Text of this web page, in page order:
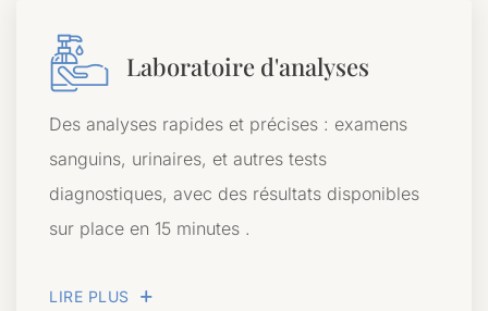
Laboratoire d'analyses
Des analyses rapides et précises : examens
sanguins, urinaires, et autres tests
diagnostiques, avec des résultats disponibles
sur place en 15 minutes .
LIRE PLUS